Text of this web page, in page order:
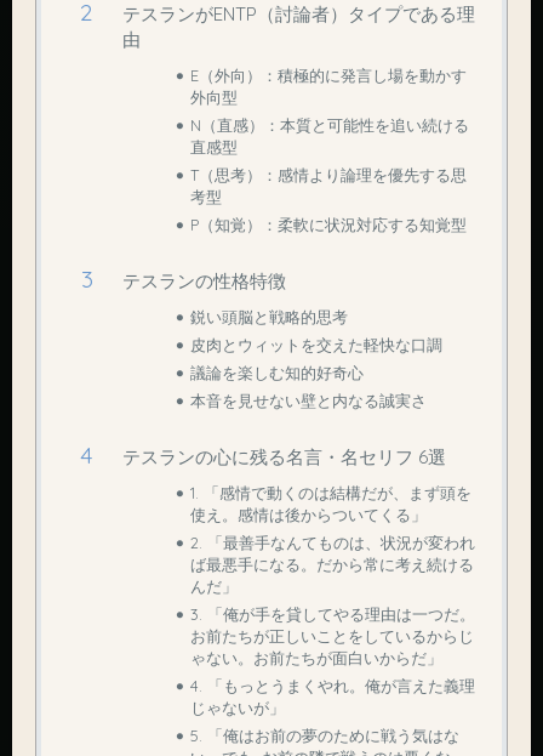
テスランがENTP（討論者）タイプである理
由
E（外向）：積極的に発言し場を動かす
外向型
N（直感）：本質と可能性を追い続ける
直感型
T（思考）：感情より論理を優先する思
考型
P（知覚）：柔軟に状況対応する知覚型
テスランの性格特徴
鋭い頭脳と戦略的思考
皮肉とウィットを交えた軽快な口調
議論を楽しむ知的好奇心
本音を見せない壁と内なる誠実さ
テスランの心に残る名言・名セリフ 6選
1. 「感情で動くのは結構だが、まず頭を
使え。感情は後からついてくる」
2. 「最善手なんてものは、状況が変われ
ば最悪手になる。だから常に考え続ける
んだ」
3. 「俺が手を貸してやる理由は一つだ。
お前たちが正しいことをしているからじ
ゃない。お前たちが面白いからだ」
4. 「もっとうまくやれ。俺が言えた義理
じゃないが」
5. 「俺はお前の夢のために戦う気はな